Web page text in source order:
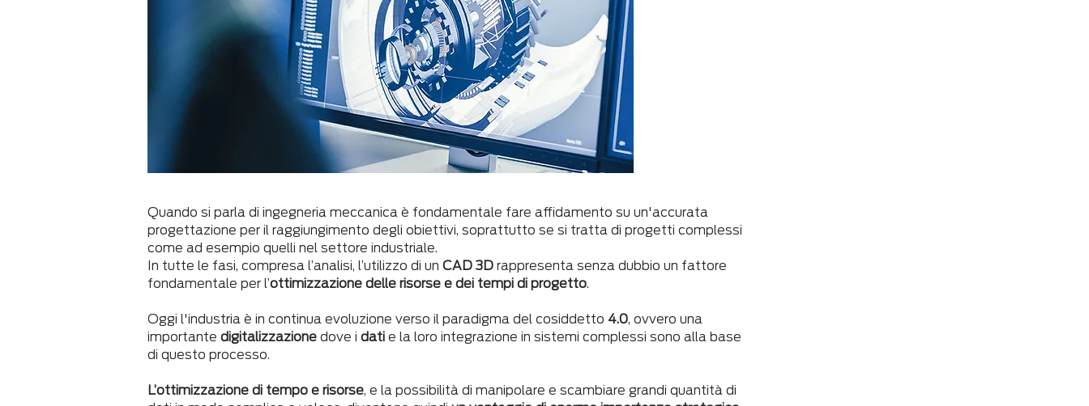
Quando si parla di ingegneria meccanica è fondamentale fare affidamento su un'accurata
progettazione per il raggiungimento degli obiettivi, soprattutto se si tratta di progetti complessi
come ad esempio quelli nel settore industriale.
In tutte le fasi, compresa l’analisi, l’utilizzo di un CAD 3D rappresenta senza dubbio un fattore
fondamentale per l’ottimizzazione delle risorse e dei tempi di progetto.
Oggi l'industria è in continua evoluzione verso il paradigma del cosiddetto 4.0, ovvero una
importante digitalizzazione dove i dati e la loro integrazione in sistemi complessi sono alla base
di questo processo.
L’ottimizzazione di tempo e risorse, e la possibilità di manipolare e scambiare grandi quantità di